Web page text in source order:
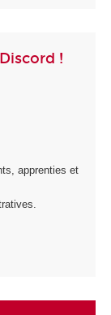
!
apprenties et